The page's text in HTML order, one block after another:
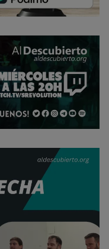
Política de cookies